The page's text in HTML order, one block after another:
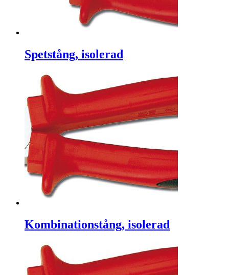
Spetstång, isolerad
Kombinationstång, isolerad